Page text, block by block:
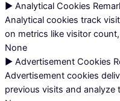
► Analytical Cookies
Analytical cookies track
on metrics like visitor
None
► Advertisement Cookies
Advertisement cookies
previous visits and